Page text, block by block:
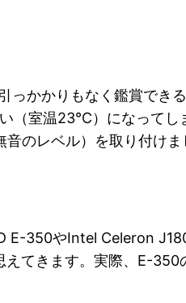
かかりもなく鑑賞でき
（室温23℃）になってし
のレベル）を取り付け
E-350やIntel Celeron
てきます。実際、E-